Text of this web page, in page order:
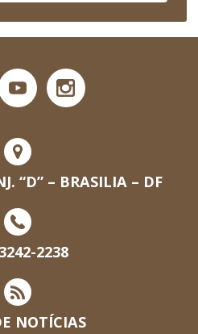
“D” – BRASILIA – DF
2238
NOTÍCIAS